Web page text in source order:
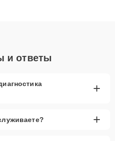
и ответы
+
+